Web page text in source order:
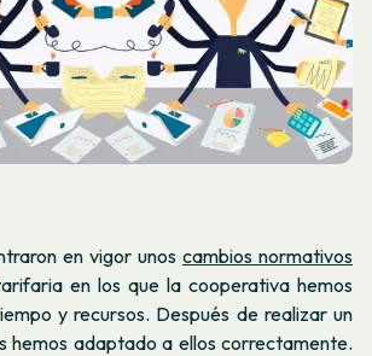
en vigor unos cambios normativos
en los que la cooperativa hemos
y recursos. Después de realizar un
hemos adaptado a ellos correctamente.